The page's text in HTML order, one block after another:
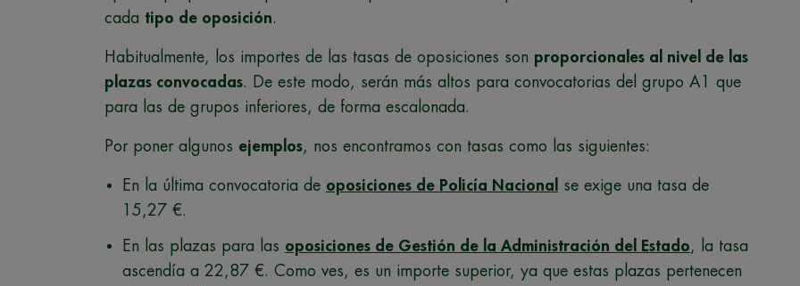
cada tipo de oposición.
Habitualmente, los importes de las tasas de oposiciones son proporcionales al nivel de las
plazas convocadas. De este modo, serán más altos para convocatorias del grupo A1 que
para las de grupos inferiores, de forma escalonada.
Por poner algunos ejemplos, nos encontramos con tasas como las siguientes:
En la última convocatoria de oposiciones de Policía Nacional
se exige una tasa de
15,27 €.
En las plazas para las oposiciones de Gestión de la Administración del Estado, la tasa
ascendía a 22,87 €. Como ves, es un importe superior, ya que estas plazas pertenecen